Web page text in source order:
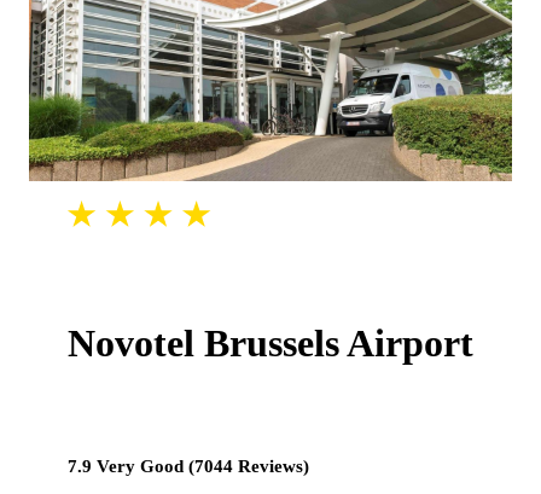
Novotel Brussels Airport
7.9 Very Good (7044 Reviews)